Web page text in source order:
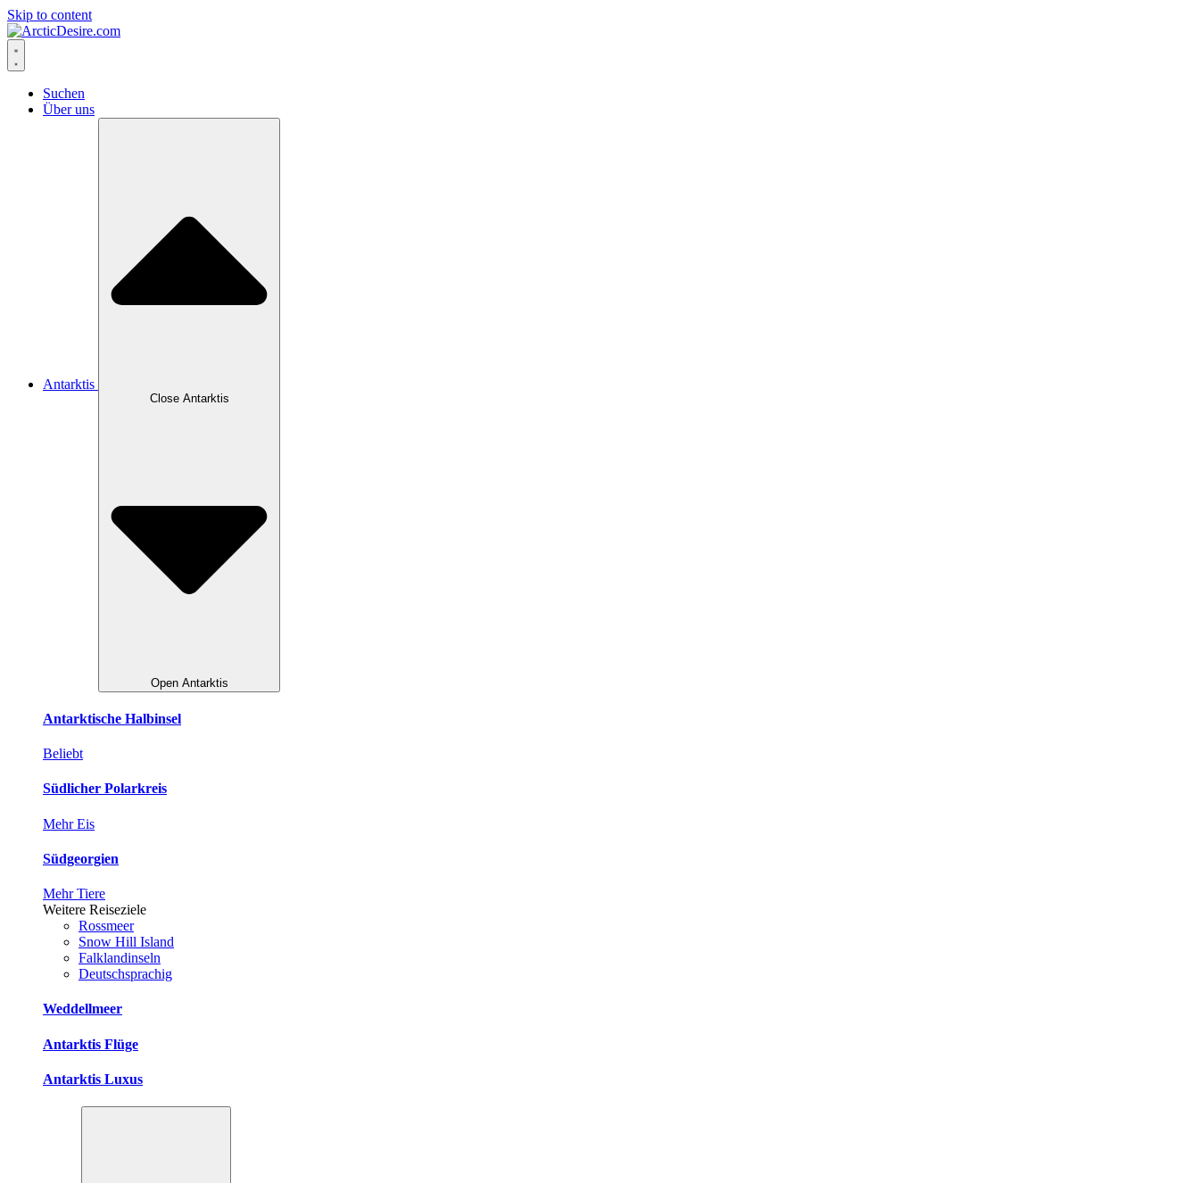
Skip to content
Suchen
Über uns
Antarktis
Close Antarktis
Open Antarktis
Antarktische Halbinsel
Beliebt
Südlicher Polarkreis
Mehr Eis
Südgeorgien
Mehr Tiere
Weitere Reiseziele
Rossmeer
Snow Hill Island
Falklandinseln
Deutschsprachig
Weddellmeer
Antarktis Flüge
Antarktis Luxus